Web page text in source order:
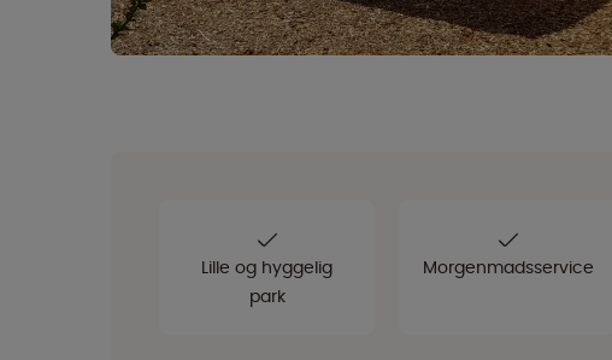
Lille og hyggelig
park
Morgenmadsservice